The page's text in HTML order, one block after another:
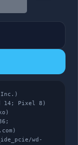
Inc.)
14; Pixel 8)
wd-